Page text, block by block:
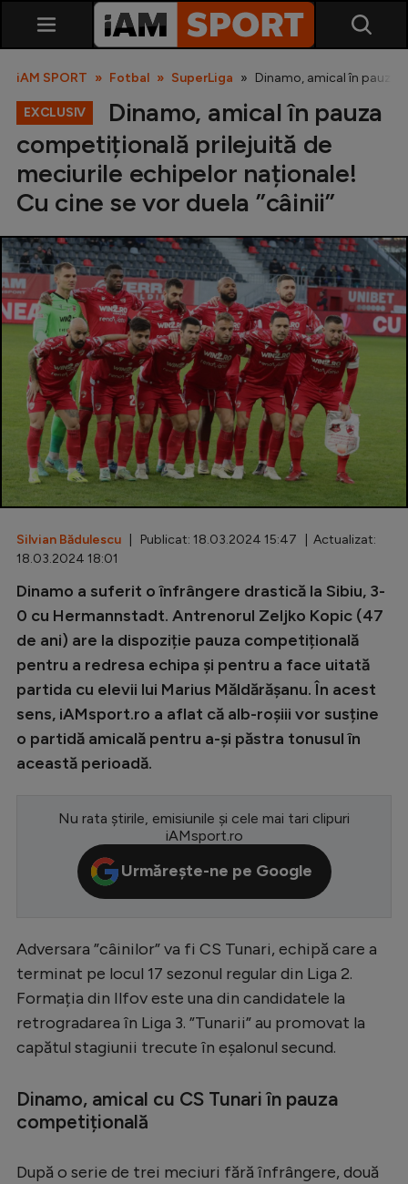
SuperLiga
Liga 2
Cupa României
Echipa Națională
U21
Fotbal feminin
Special
Diverse
Inedit
Clasamente
Champions League
Europa League
Conference League
CM 2026
Premier League
Serie A
Bundesliga
Campionate
Starurile fotbalului
EURO 2024
Stranieri
Tenis
iAM SPORT Fotbal SuperLiga Dinamo, amical în pauza
EXCLUSIV
Dinamo, amical în pauza
competițională prilejuită de
meciurile echipelor naționale!
Cu cine se vor duela ”câinii”
Silvian Bădulescu | Publicat: 18.03.2024 15:47 | Actualizat:
18.03.2024 18:01
Dinamo a suferit o înfrângere drastică la Sibiu, 3-
0 cu Hermannstadt. Antrenorul Zeljko Kopic (47
de ani) are la dispoziție pauza competițională
pentru a redresa echipa și pentru a face uitată
partida cu elevii lui Marius Măldărășanu. În acest
sens, iAMsport.ro a aflat că alb-roșiii vor susține
o partidă amicală pentru a-și păstra tonusul în
această perioadă.
Nu rata știrile, emisiunile și cele mai tari clipuri
iAMsport.ro
Urmărește-ne pe Google
Adversara ”câinilor” va fi CS Tunari, echipă care a
terminat pe locul 17 sezonul regular din Liga 2.
Formația din Ilfov este una din candidatele la
retrogradarea în Liga 3. ”Tunarii” au promovat la
capătul stagiunii trecute în eșalonul secund.
Dinamo, amical cu CS Tunari în pauza
competițională
După o serie de trei meciuri fără înfrângere, două